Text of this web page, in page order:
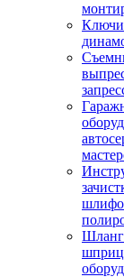
Ключи